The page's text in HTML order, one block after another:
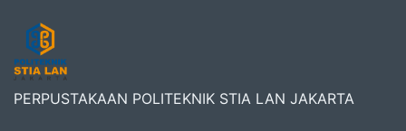
PERPUSTAKAAN POLITEKNIK STIA LAN JAKARTA